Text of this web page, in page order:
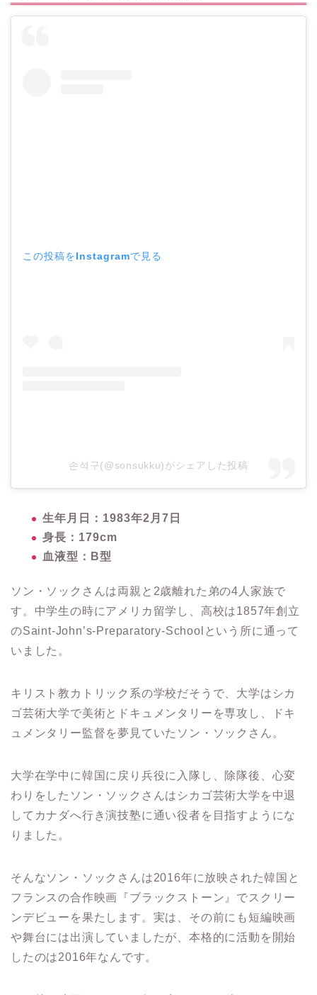
この投稿をInstagramで見る
손석구(@sonsukku)がシェアした投稿
生年月日：1983年2月7日
身長：179cm
血液型：B型
ソン・ソックさんは両親と2歳離れた弟の4人家族で
す。 中学生の時にアメリカ留学し、高校は1857年創立
のSaint-John’s-Preparatory-Schoolという所に通って
いました。
キリスト教カトリック系の学校だそうで、大学はシカ
ゴ芸術大学で美術とドキュメンタリーを専攻し、ドキ
ュメンタリー監督を夢見ていたソン・ソックさん。
大学在学中に韓国に戻り兵役に入隊し、除隊後、心変
わりをしたソン・ソックさんはシカゴ芸術大学を中退
してカナダへ行き演技塾に通い役者を目指すようにな
りました。
そんなソン・ソックさんは2016年に放映された韓国と
フランスの合作映画『ブラックストーン』でスクリー
ンデビューを果たします。 実は、その前にも短編映画
や舞台には出演していましたが、本格的に活動を開始
したのは2016年なんです。